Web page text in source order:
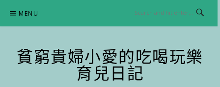
content
MENU
貧窮貴婦小愛的吃喝玩樂
育兒日記